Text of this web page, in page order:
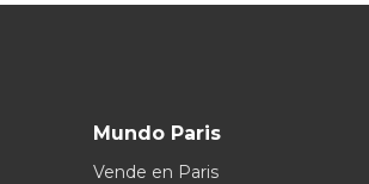
Mundo Paris
Vende en Paris